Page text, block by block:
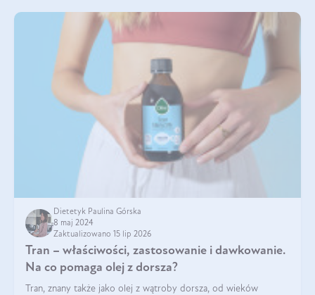
Dietetyk Paulina Górska
8 maj 2024
Zaktualizowano 15 lip 2026
Tran – właściwości, zastosowanie i dawkowanie.
Na co pomaga olej z dorsza?
Tran, znany także jako olej z wątroby dorsza, od wieków